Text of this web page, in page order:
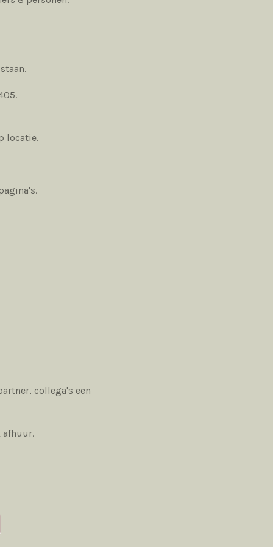
locatie.
collega's een
afhuur.